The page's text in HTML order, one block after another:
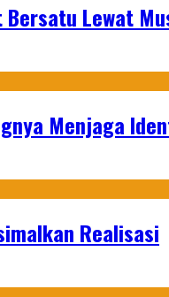
Lewat
Menjaga
Realisasi